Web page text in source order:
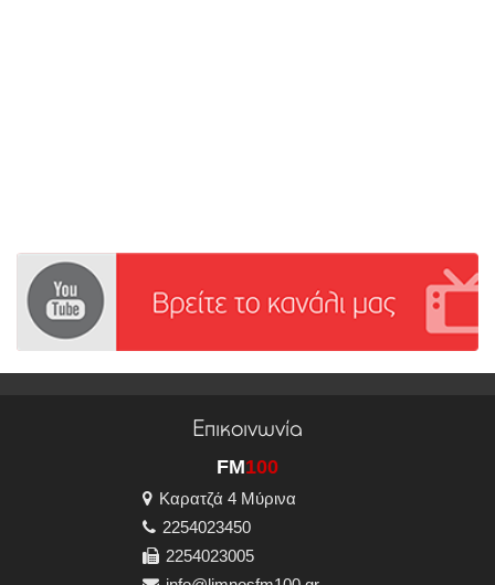
Επικοινωνία
FM100
Καρατζά 4 Μύρινα
2254023450
2254023005